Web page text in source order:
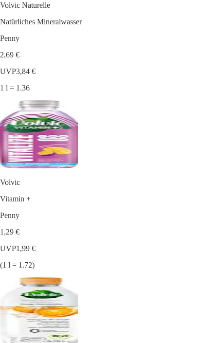
Volvic Naturelle
Natürliches Mineralwasser
Penny
2,69 €
UVP3,84 €
1 l = 1.36
Volvic
Vitamin +
Penny
1,29 €
UVP1,99 €
(1 l = 1.72)